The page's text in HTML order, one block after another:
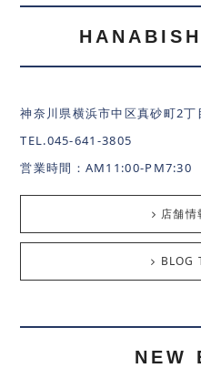
神奈川県横浜市中区真砂町2
TEL.045-641-3805
営業時間：AM11:00-PM7:30
店舗情
BLOG
NEW